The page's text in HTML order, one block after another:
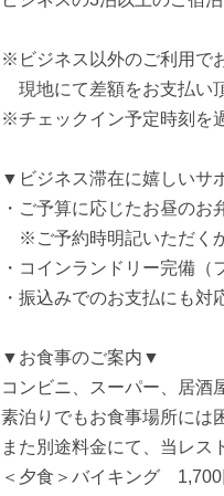
※ビジネス以外のご利用で
現地にて差額をお支払い
※チェックイン予定時刻を
▼ビジネス滞在に嬉しいサ
・ご予算に応じたお昼のお
※ご予約時明記いただく
・コインランドリー完備（
・振込みでのお支払にも対
▼お食事のご案内▼
コンビニ、スーパー、居酒
素泊りでもお食事場所には
また別途料金にて、当レス
＜夕食＞バイキング